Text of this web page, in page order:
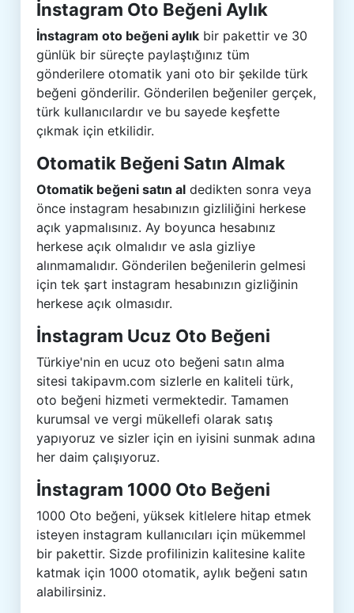
İnstagram Oto Beğeni Aylık
İnstagram oto beğeni aylık bir pakettir ve 30
günlük bir süreçte paylaştığınız tüm
gönderilere otomatik yani oto bir şekilde türk
beğeni gönderilir. Gönderilen beğeniler gerçek,
türk kullanıcılardır ve bu sayede keşfette
çıkmak için etkilidir.
Otomatik Beğeni Satın Almak
Otomatik beğeni satın al dedikten sonra veya
önce instagram hesabınızın gizliliğini herkese
açık yapmalısınız. Ay boyunca hesabınız
herkese açık olmalıdır ve asla gizliye
alınmamalıdır. Gönderilen beğenilerin gelmesi
için tek şart instagram hesabınızın gizliğinin
herkese açık olmasıdır.
İnstagram Ucuz Oto Beğeni
Türkiye'nin en ucuz oto beğeni satın alma
sitesi takipavm.com sizlerle en kaliteli türk,
oto beğeni hizmeti vermektedir. Tamamen
kurumsal ve vergi mükellefi olarak satış
yapıyoruz ve sizler için en iyisini sunmak adına
her daim çalışıyoruz.
İnstagram 1000 Oto Beğeni
1000 Oto beğeni, yüksek kitlelere hitap etmek
isteyen instagram kullanıcıları için mükemmel
bir pakettir. Sizde profilinizin kalitesine kalite
katmak için 1000 otomatik, aylık beğeni satın
alabilirsiniz.